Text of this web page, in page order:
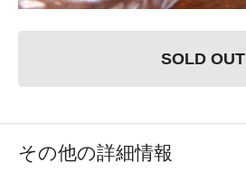
SOLD OUT
その他の詳細情報